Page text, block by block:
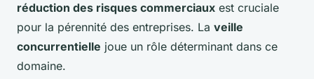
réduction des risques commerciaux est cruciale
pour la pérennité des entreprises. La veille
concurrentielle joue un rôle déterminant dans ce
domaine.